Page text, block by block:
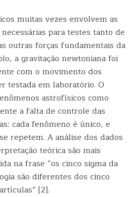
muitas vezes envolvem as
para testes tanto de
outras forças fundamentais da
a gravitação newtoniana foi
com o movimento dos
testada em laboratório. O
astrofísicos como
a falta de controle das
cada fenômeno é único, e
repetem. A análise dos dados
teórica são mais
na frase “os cinco sigma da
são diferentes dos cinco
[2].